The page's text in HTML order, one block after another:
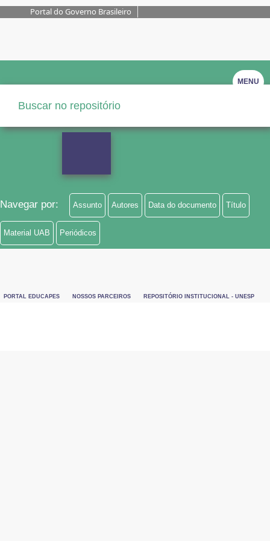
Portal do Governo Brasileiro
MENU
Navegar por: Assunto Autores Data do documento Título
Material UAB Periódicos
PORTAL EDUCAPES NOSSOS PARCEIROS REPOSITÓRIO INSTITUCIONAL - UNESP